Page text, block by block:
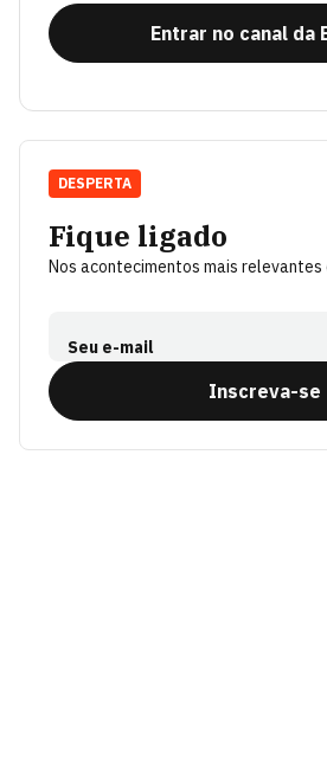
Entrar no canal da
Fique ligado
Nos acontecimentos mais relevantes
Seu e-mail
Inscreva-se
DESPERTA